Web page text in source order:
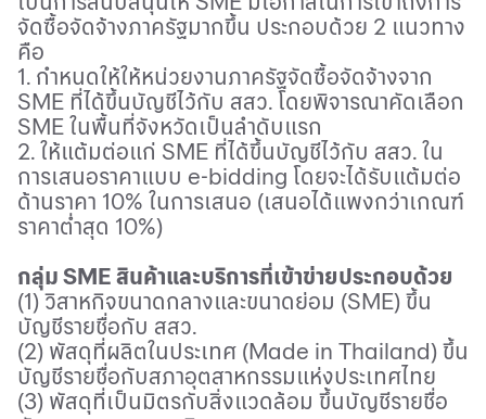
จัดซื้อจัดจ้างภาครัฐมากขึ้น ประกอบด้วย 2 แนวทาง
คือ
1. กำหนดให้ให้หน่วยงานภาครัฐจัดซื้อจัดจ้างจาก
SME ที่ได้ขึ้นบัญชีไว้กับ สสว. โดยพิจารณาคัดเลือก
SME ในพื้นที่จังหวัดเป็นลำดับแรก
2. ให้แต้มต่อแก่ SME ที่ได้ขึ้นบัญชีไว้กับ สสว. ใน
การเสนอราคาแบบ e-bidding โดยจะได้รับแต้มต่อ
ด้านราคา 10% ในการเสนอ (เสนอได้แพงกว่าเกณฑ์
ราคาต่ำสุด 10%)
กลุ่ม SME สินค้าและบริการที่เข้าข่ายประกอบด้วย
(1) วิสาหกิจขนาดกลางและขนาดย่อม (SME) ขึ้น
บัญชีรายชื่อกับ สสว.
(2) พัสดุที่ผลิตในประเทศ (Made in Thailand) ขึ้น
บัญชีรายชื่อกับสภาอุตสาหกรรมแห่งประเทศไทย
(3) พัสดุที่เป็นมิตรกับสิ่งแวดล้อม ขึ้นบัญชีรายชื่อ